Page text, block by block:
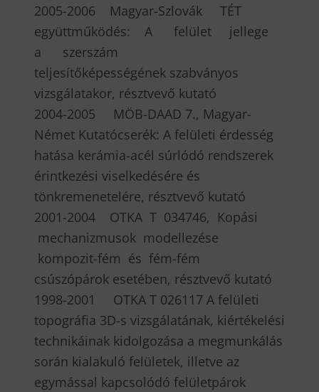
2005-2006 Magyar-Szlovák TÉT
együttműködés: A felület jellege
a szerszám
teljesítőképességének szabványos
vizsgálatakor, résztvevő kutató
2004-2005 MÖB-DAAD 7., Magyar-
Német Kutatócserék: A felületi érdesség
hatása kerámia-acél súrlódó rendszerek
érintkezési viselkedésére és
tönkremenetelére, résztvevő kutató
2001-2004 OTKA T 034746, Kopási
mechanizmusok modellezése
kompozit-fém és fém-fém
csúszópárok esetében, résztvevő kutató
1998-2001 OTKA T 026117 A felületi
topográfia 3D-s vizsgálatának, kiértékelési
technikáinak kidolgozása a megmunkálás
során kialakuló felületek, illetve az
egymással kapcsolódó felületpárok